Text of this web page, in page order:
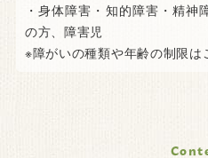
・身体障害・知的障害・精神
の方、障害児
※障がいの種類や年齢の制限は